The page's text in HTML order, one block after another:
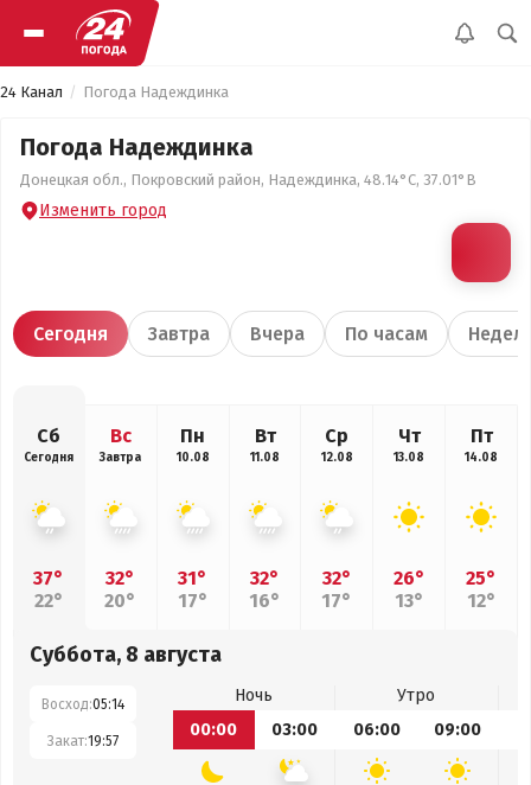
24 Канал Погода Надеждинка
Погода Надеждинка
Донецкая обл., Покровский район, Надеждинка, 48.14°С, 37.01°В
Изменить город
Сегодня Завтра Вчера По часам
Сб
Сегодня
37°
22°
Вс
Завтра
32°
20°
Пн
10.08
31°
17°
Вт
11.08
32°
16°
Ср
12.08
32°
17°
Чт
13.08
26°
13°
Пт
14.08
25°
12°
Суббота, 8 августа
Восход:05:14
Закат:19:57
Ночь
Утро
00:00
03:00 06:00 09:00